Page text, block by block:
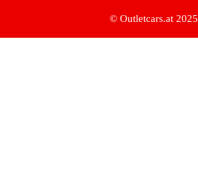
© Outletcars.at 2025